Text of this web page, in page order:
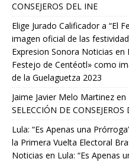
CONSEJEROS DEL INE
Elige Jurado Calificador a “El
imagen oficial de las
Expresion Sonora Noticias en
Festejo de Centéotl» como
de la Guelaguetza 2023
Jaime Javier Melo Martinez en
SELECCIÓN DE CONSEJEROS
Lula: “Es Apenas una
la Primera Vuelta Electoral
Noticias en Lula: “Es Apenas